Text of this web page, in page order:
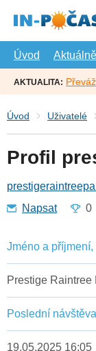
hlavní
Úvod
Aktuálně
AKTUALITA:
Úvod Uživatelé
Profil
Napsat
0
Jméno a příjmení,
Prestige Raintree
Poslední návštěva
19.05.2025 16:05